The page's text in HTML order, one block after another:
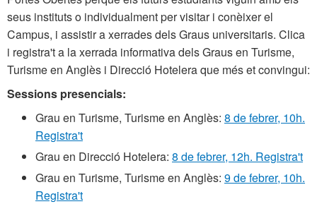
seus instituts o individualment per visitar i conèixer el
Campus, i assistir a xerrades dels Graus universitaris. Clica
i registra't a la xerrada informativa dels Graus en Turisme,
Turisme en Anglès i Direcció Hotelera que més et convingui:
Sessions presencials:
Grau en Turisme, Turisme en Anglès: 8 de febrer, 10h.
Registra't
Grau en Direcció Hotelera: 8 de febrer, 12h. Registra't
Grau en Turisme, Turisme en Anglès: 9 de febrer, 10h.
Registra't